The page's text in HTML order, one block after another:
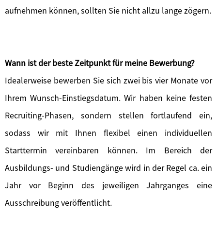
aufnehmen können, sollten Sie nicht allzu lange zögern.
Wann ist der beste Zeitpunkt für meine Bewerbung?
Idealerweise bewerben Sie sich zwei bis vier Monate vor
Ihrem Wunsch-Einstiegsdatum. Wir haben keine festen
Recruiting-Phasen, sondern stellen fortlaufend ein,
sodass wir mit Ihnen flexibel einen individuellen
Starttermin vereinbaren können. Im Bereich der
Ausbildungs- und Studiengänge wird in der Regel ca. ein
Jahr vor Beginn des jeweiligen Jahrganges eine
Ausschreibung veröffentlicht.